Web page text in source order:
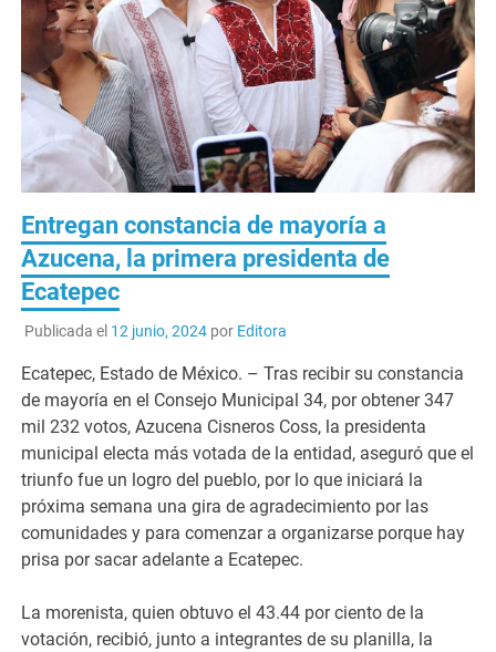
Entregan constancia de mayoría a
Azucena, la primera presidenta de
Ecatepec
Publicada el 12 junio, 2024por Editora
Ecatepec, Estado de México. – Tras recibir su constancia
de mayoría en el Consejo Municipal 34, por obtener 347
mil 232 votos, Azucena Cisneros Coss, la presidenta
municipal electa más votada de la entidad, aseguró que el
triunfo fue un logro del pueblo, por lo que iniciará la
próxima semana una gira de agradecimiento por las
comunidades y para comenzar a organizarse porque hay
prisa por sacar adelante a Ecatepec.
La morenista, quien obtuvo el 43.44 por ciento de la
votación, recibió, junto a integrantes de su planilla, la